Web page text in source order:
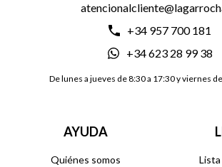
+34 957 700 181
+34 623 28 99 38
De lunes a jueves de 8:30 a 17:30 y viernes
AYUDA
Quiénes somos